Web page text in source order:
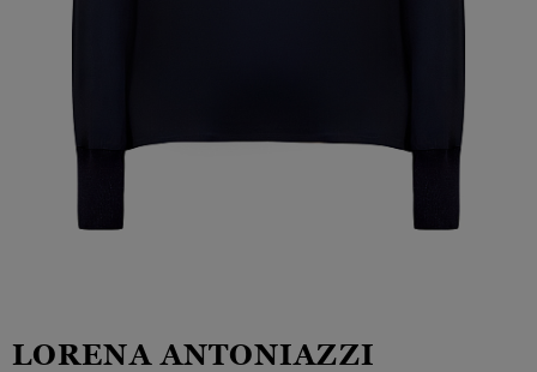
LORENA ANTONIAZZI